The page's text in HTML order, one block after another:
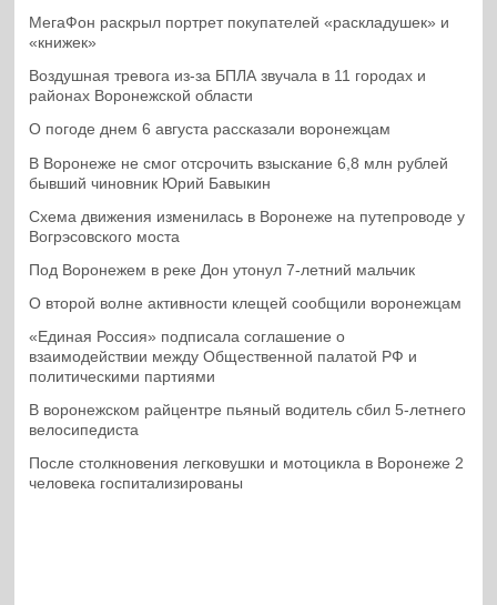
МегаФон раскрыл портрет покупателей «раскладушек» и
«книжек»
Воздушная тревога из-за БПЛА звучала в 11 городах и
районах Воронежской области
О погоде днем 6 августа рассказали воронежцам
В Воронеже не смог отсрочить взыскание 6,8 млн рублей
бывший чиновник Юрий Бавыкин
Схема движения изменилась в Воронеже на путепроводе у
Вогрэсовского моста
Под Воронежем в реке Дон утонул 7-летний мальчик
О второй волне активности клещей сообщили воронежцам
«Единая Россия» подписала соглашение о
взаимодействии между Общественной палатой РФ и
политическими партиями
В воронежском райцентре пьяный водитель сбил 5-летнего
велосипедиста
После столкновения легковушки и мотоцикла в Воронеже 2
человека госпитализированы